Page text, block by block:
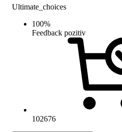
Ultimate_choices
100%
Feedback pozitiv
102676